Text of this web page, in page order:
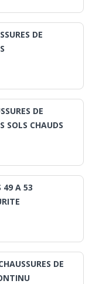
DE
DE
SOLS CHAUDS
49 A 53
DE